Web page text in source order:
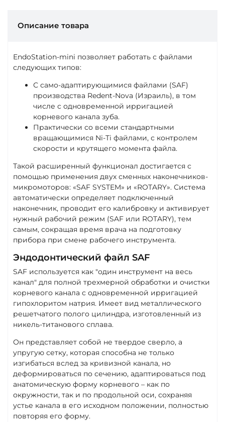
Описание товара
EndoStation-mini позволяет работать с файлами
следующих типов:
С само-адаптирующимися файлами (SAF)
производства Redent-Nova (Израиль), в том
числе с одновременной ирригацией
корневого канала зуба.
Практически со всеми стандартными
вращающимися Ni-Ti файлами, с контролем
скорости и крутящего момента файла.
Такой расширенный функционал достигается с
помощью применения двух сменных наконечников-
микромоторов: «SAF SYSTEM» и «ROTARY». Система
автоматически определяет подключенный
наконечник, проводит его калибровку и активирует
нужный рабочий режим (SAF или ROTARY), тем
самым, сокращая время врача на подготовку
прибора при смене рабочего инструмента.
Эндодонтический файл SAF
SAF используется как "один инструмент на весь
канал" для полной трехмерной обработки и очистки
корневого канала с одновременной ирригацией
гипохлоритом натрия. Имеет вид металлического
решетчатого полого цилиндрa, изготовленный из
никель-титанового сплава.
Он представляет собой не твердое сверло, а
упругую сетку, которая способна не только
изгибаться вслед за кривизной канала, но
деформироваться по сечению, адаптироваться под
анатомическую форму корневого – как по
окружности, так и по продольной оси, сохраняя
устье канала в его исходном положении, полностью
повторяя его форму.